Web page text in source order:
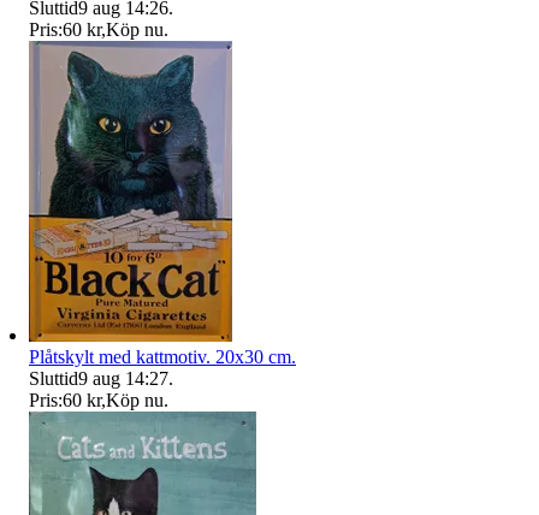
Sluttid9 aug 14:26.
Pris:60 kr,Köp nu.
Plåtskylt med kattmotiv. 20x30 cm.
Sluttid9 aug 14:27.
Pris:60 kr,Köp nu.